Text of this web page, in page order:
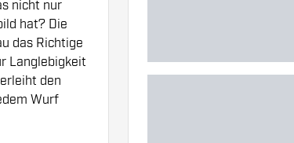
nicht nur
hat? Die
das Richtige
Langlebigkeit
den
Wurf